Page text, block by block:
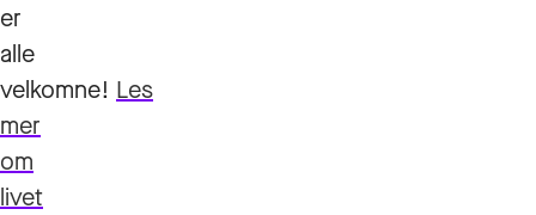
er
alle
velkomne! Les
mer
om
livet